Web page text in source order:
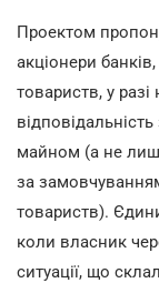
Проектом
акціонери
товариств, у
майном (а не
за
товариств).
коли власник
ситуації, що